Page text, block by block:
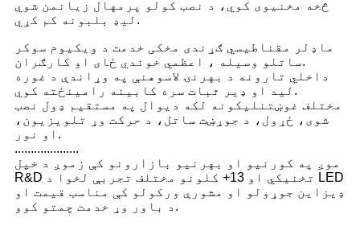
څخه مخنیوی کوي، د نصب کولو پرمهال زیانمن شوي
لیډ بلبونه کم کړي.
ماډلر مقناطیسي ګړندی مخکی خدمت د ویکیوم سوکر
ساتلو وسیله ، اعظمي خوندي ځای او کارګران.
داخلي تارونه د بهرنۍ لاسوهنې په وړاندې د غوره
لید او ډیر ثبات سره کابینه رامینځته کوي.
مختلف غوښتنلیکونه لکه دیوال په مستقیم ډول نصب
شوی، ځړول، د جوړښت ساتل، د حرکت وړ تلویزیون،
او نور.
....................
موږ په کورنیو او بهرنیو بازارونو کې زموږ د خپل
R&D تخنیکي او 13+ کلونو مختلف تجربې لخوا د LED
ډیزاین جوړولو او مشورې ورکولو کې مناسب قیمت او
د باور وړ خدمت چمتو کوو.